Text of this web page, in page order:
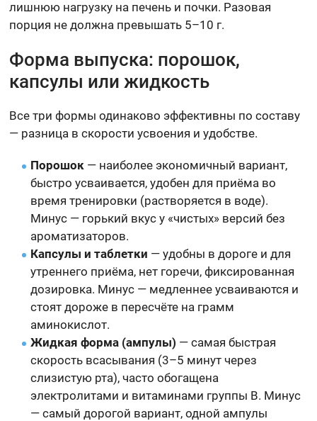
лишнюю нагрузку на печень и почки. Разовая
порция не должна превышать 5–10 г.
Форма выпуска: порошок,
капсулы или жидкость
Все три формы одинаково эффективны по составу
— разница в скорости усвоения и удобстве.
Порошок — наиболее экономичный вариант,
быстро усваивается, удобен для приёма во
время тренировки (растворяется в воде).
Минус — горький вкус у «чистых» версий без
ароматизаторов.
Капсулы и таблетки — удобны в дороге и для
утреннего приёма, нет горечи, фиксированная
дозировка. Минус — медленнее усваиваются и
стоят дороже в пересчёте на грамм
аминокислот.
Жидкая форма (ампулы) — самая быстрая
скорость всасывания (3–5 минут через
слизистую рта), часто обогащена
электролитами и витаминами группы B. Минус
— самый дорогой вариант, одной ампулы